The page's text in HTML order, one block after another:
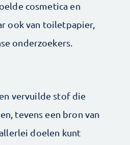
cosmetica en
ook van toiletpapier,
onderzoekers.
vervuilde stof die
tevens een bron van
doelen kunt